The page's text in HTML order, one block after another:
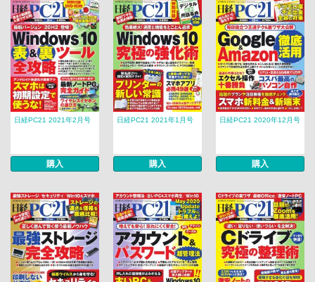
日経PC21 2021年2月号
購入
日経PC21 2021年1月号
購入
日経PC21 2020年12月号
購入